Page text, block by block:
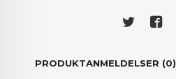
PRODUKTANMELDELSER (0)